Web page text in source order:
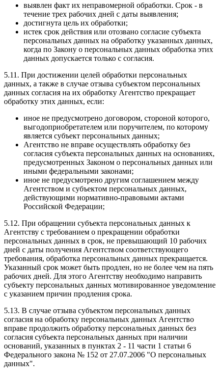
выявлен факт их неправомерной обработки. Срок - в
течение трех рабочих дней с даты выявления;
достигнута цель их обработки;
истек срок действия или отозвано согласие субъекта
персональных данных на обработку указанных данных,
когда по Закону о персональных данных обработка этих
данных допускается только с согласия.
5.11. При достижении целей обработки персональных
данных, а также в случае отзыва субъектом персональных
данных согласия на их обработку Агентство прекращает
обработку этих данных, если:
иное не предусмотрено договором, стороной которого,
выгодоприобретателем или поручителем, по которому
является субъект персональных данных;
Агентство не вправе осуществлять обработку без
согласия субъекта персональных данных на основаниях,
предусмотренных Законом о персональных данных или
иными федеральными законами;
иное не предусмотрено другим соглашением между
Агентством и субъектом персональных данных,
действующими нормативно-правовыми актами
Российской Федерации;
5.12. При обращении субъекта персональных данных к
Агентству с требованием о прекращении обработки
персональных данных в срок, не превышающий 10 рабочих
дней с даты получения Агентством соответствующего
требования, обработка персональных данных прекращается.
Указанный срок может быть продлен, но не более чем на пять
рабочих дней. Для этого Агентству необходимо направить
субъекту персональных данных мотивированное уведомление
с указанием причин продления срока.
5.13. В случае отзыва субъектом персональных данных
согласия на обработку персональных данных Агентство
вправе продолжить обработку персональных данных без
согласия субъекта персональных данных при наличии
оснований, указанных в пунктах 2 - 11 части 1 статьи 6
Федерального закона № 152 от 27.07.2006 "О персональных
данных".